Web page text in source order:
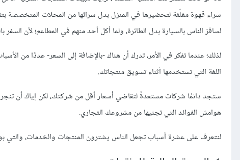
شراء قهوة مغلّفة لتحضيرها في المنزل بدل شرائها من المحلات المتخصصة
لسافرَ الناس بالسيارة بدل الطائرة، ولما أكل أحد منهم في المطاعم؛ لأن السفر
لذلك؛ عندما تفكر في الأمر، تدرك أن هناك -بالإضافة إلى السعر- عددًا من
اللغة التي تستخدمها أثناء تسويق منتجاتك.
ستجد دائمًا شركات مستعدةً لتقاضي أسعار أقل من شركتك، لكن إياك أن
هوامش الفوائد التي تجنيها من مشروعك التجاري.
لنتعرف على عشرة أسباب تجعل الناس يشترون المنتجات والخدمات، والتي